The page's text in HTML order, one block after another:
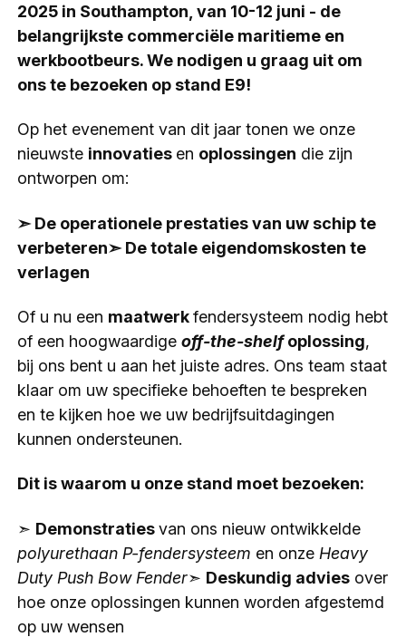
2025 in Southampton, van 10-12 juni - de
belangrijkste commerciële maritieme en
werkbootbeurs. We nodigen u graag uit om
ons te bezoeken op stand E9!
Op het evenement van dit jaar tonen we onze
nieuwste innovaties en oplossingen die zijn
ontworpen om:
➣ De operationele prestaties van uw schip te
verbeteren➣ De totale eigendomskosten te
verlagen
Of u nu een maatwerkfendersysteem nodig hebt
of een hoogwaardige off-the-shelfoplossing,
bij ons bent u aan het juiste adres. Ons team staat
klaar om uw specifieke behoeften te bespreken
en te kijken hoe we uw bedrijfsuitdagingen
kunnen ondersteunen.
Dit is waarom u onze stand moet bezoeken:
➣ Demonstratiesvan ons nieuw ontwikkelde
polyurethaan P-fendersysteem en onze Heavy
Duty Push Bow Fender➣ Deskundig adviesover
hoe onze oplossingen kunnen worden afgestemd
op uw wensen